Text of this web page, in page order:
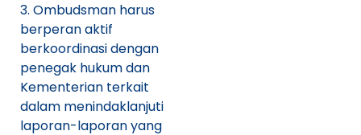
Ombudsman harus
berperan aktif
berkoordinasi dengan
penegak hukum dan
Kementerian terkait
dalam menindaklanjuti
laporan-laporan yang